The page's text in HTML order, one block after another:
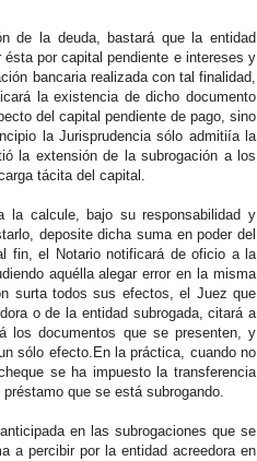
de la deuda, bastará que la entidad
por capital pendiente e intereses y
bancaria realizada con tal finalidad,
la existencia de dicho documento
del capital pendiente de pago, sino
la Jurisprudencia sólo admitiía la
la extensión de la subrogación a los
tácita del capital.
la calcule, bajo su responsabilidad y
deposite dicha suma en poder del
fin, el Notario notificará de oficio a la
aquélla alegar error en la misma
surta todos sus efectos, el Juez que
o de la entidad subrogada, citará a
los documentos que se presenten, y
sólo efecto.En la práctica, cuando no
se ha impuesto la transferencia
que se está subrogando.
en las subrogaciones que se
a percibir por la entidad acreedora en